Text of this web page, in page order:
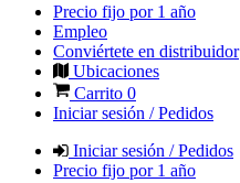
Precio fijo por 1 año
Empleo
Conviértete en distribuidor
Ubicaciones
Carrito 0
Iniciar sesión / Pedidos
Iniciar sesión / Pedidos
Precio fijo por 1 año